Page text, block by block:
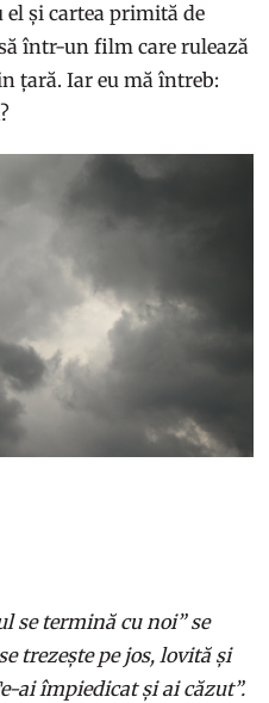
și cartea primită de
într-un film care rulează
țară. Iar eu mă întreb:
se termină cu noi” se
trezește pe jos, lovită și
ai împiedicat și ai căzut”.